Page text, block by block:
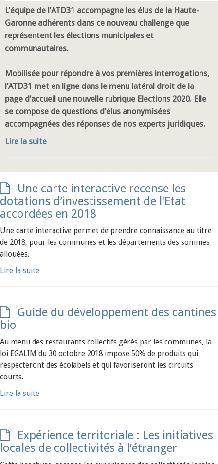
L’équipe de l’ATD31 accompagne les élus de la Haute-
Garonne adhérents dans ce nouveau challenge que
représentent les élections municipales et
communautaires.
Mobilisée pour répondre à vos premières interrogations,
l’ATD31 met en ligne dans le menu latéral droit de la
page d’accueil une nouvelle rubrique Elections 2020. Elle
se compose de questions d’élus anonymisées
accompagnées des réponses de nos experts juridiques.
Lire la suite
Une carte interactive recense les
dotations d’investissement de l'Etat
accordées en 2018
Une carte interactive permet de prendre connaissance au titre
de 2018, pour les communes et les départements des sommes
allouées.
Lire la suite
Guide du développement des cantines
bio
Au menu des restaurants collectifs gérés par les communes, la
loi EGALIM du 30 octobre 2018 impose 50% de produits qui
respecteront des écolabels et qui favoriseront les circuits
courts.
Lire la suite
Expérience territoriale : Les initiatives
locales de collectivités à l’étranger